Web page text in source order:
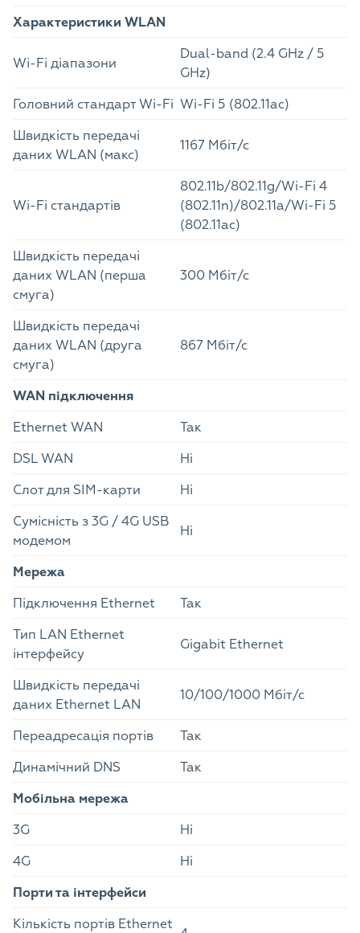
Характеристики WLAN
Wi-Fi діапазони
Dual-band (2.4 GHz / 5
GHz)
Головний стандарт Wi-Fi Wi-Fi 5 (802.11ac)
Швидкість передачі
даних WLAN (макс)
1167 Мбіт/с
Wi-Fi стандартів
802.11b/802.11g/Wi-Fi 4
(802.11n)/802.11a/Wi-Fi 5
(802.11ac)
Швидкість передачі
даних WLAN (перша
смуга)
300 Мбіт/с
Швидкість передачі
даних WLAN (друга
смуга)
867 Мбіт/с
WAN підключення
Ethernet WAN
Так
DSL WAN
Ні
Слот для SIM-карти
Ні
Сумісність з 3G / 4G USB
модемом
Ні
Мережа
Підключення Ethernet
Так
Тип LAN Ethernet
інтерфейсу
Gigabit Ethernet
Швидкість передачі
даних Ethernet LAN
10/100/1000 Мбіт/с
Переадресація портів
Так
Динамічний DNS
Так
Мобільна мережа
3G
Ні
4G
Ні
Порти та інтерфейси
Кількість портів Ethernet